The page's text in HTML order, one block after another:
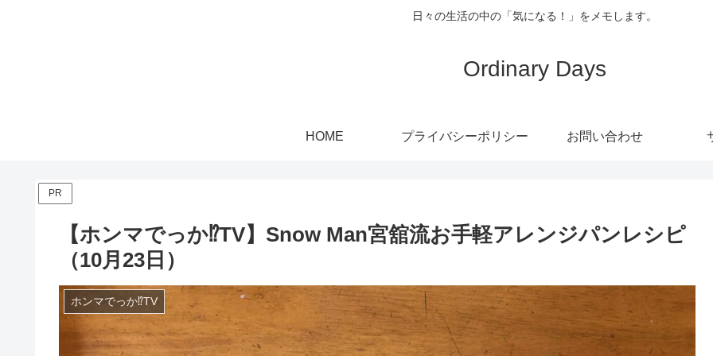
日々の生活の中の「気になる！」をメモします。
Ordinary Days
HOME プライバシーポリシー お問い合わせ
PR
【ホンマでっか⁉TV】Snow Man宮舘流お手軽アレンジパンレシピ
（10月23日）
ホンマでっか⁉TV